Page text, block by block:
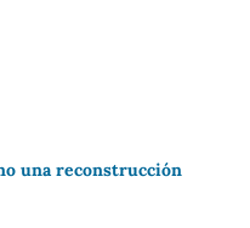
una reconstrucción